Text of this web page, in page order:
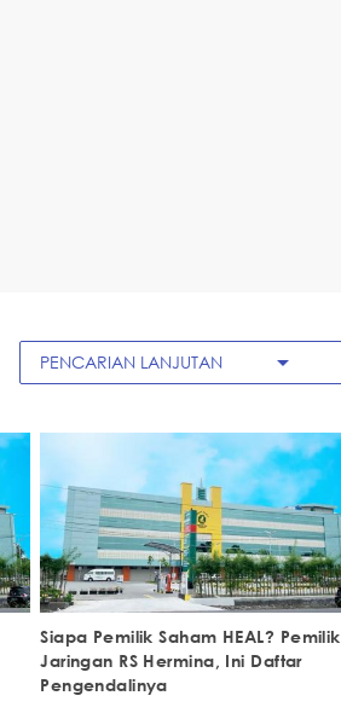
PENCARIAN LANJUTAN arrow_drop_down
Siapa Pemilik Saham HEAL? Pemilik
Jaringan RS Hermina, Ini Daftar
Pengendalinya